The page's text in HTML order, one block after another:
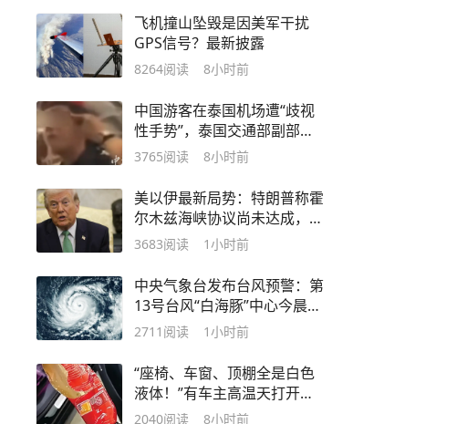
飞机撞山坠毁是因美军干扰
GPS信号？最新披露
8264阅读 8小时前
中国游客在泰国机场遭“歧视
性手势”，泰国交通部副部
长：不可接受，已责令全面调
律处分
3765阅读 8小时前
美以伊最新局势：特朗普称霍
尔木兹海峡协议尚未达成，自
己正在参与谈判，局势朝积极
国、以色列船只通行
3683阅读 1小时前
中央气象台发布台风预警：第
13号台风“白海豚”中心今晨5
点位于浙江温州偏东方向约
能于9日下午至10日早晨登陆
2711 阅读 1小时前
“座椅、车窗、顶棚全是白色
液体！”有车主高温天打开车
门惊呆了：这东西怎么炸了？
2040阅读 8小时前